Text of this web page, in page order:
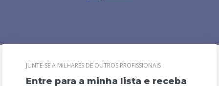
JUNTE-SE A MILHARES DE OUTROS PROFISSIONAIS
Entre para a minha lista e receba